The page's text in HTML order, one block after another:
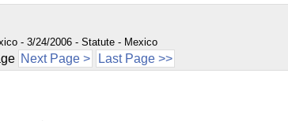
- 3/24/2006 - Statute - Mexico
Next Page > Last Page >>